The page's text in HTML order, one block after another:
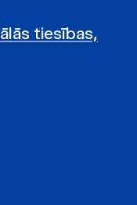
tiesības,